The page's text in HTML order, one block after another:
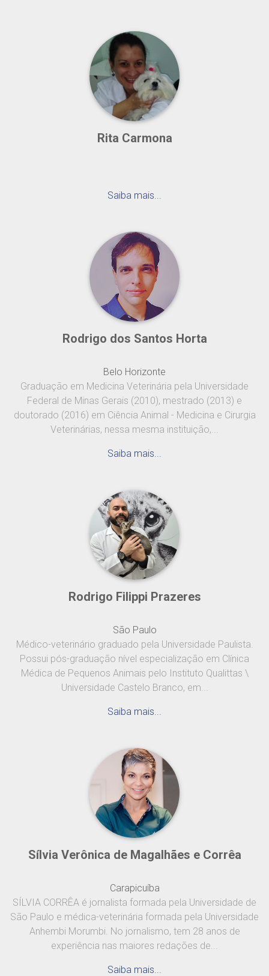
Rita Carmona
Saiba mais...
Rodrigo dos Santos Horta
Belo Horizonte
Graduação em Medicina Veterinária pela Universidade
Federal de Minas Gerais (2010), mestrado (2013) e
doutorado (2016) em Ciência Animal - Medicina e Cirurgia
Veterinárias, nessa mesma instituição,...
Saiba mais...
Rodrigo Filippi Prazeres
São Paulo
Médico-veterinário graduado pela Universidade Paulista.
Possui pós-graduação nível especialização em Clínica
Médica de Pequenos Animais pelo Instituto Qualittas \
Universidade Castelo Branco, em...
Saiba mais...
Sílvia Verônica de Magalhães e Corrêa
Carapicuíba
SÍLVIA CORRÊA é jornalista formada pela Universidade de
São Paulo e médica-veterinária formada pela Universidade
Anhembi Morumbi. No jornalismo, tem 28 anos de
experiência nas maiores redações de...
Saiba mais...